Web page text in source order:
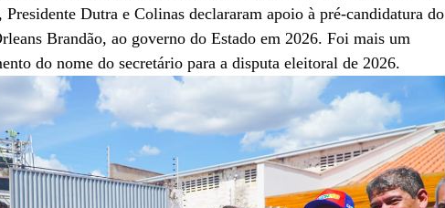
Dutra e Colinas declararam apoio à pré-candidatura do
Brandão, ao governo do Estado em 2026. Foi mais um
do nome do secretário para a disputa eleitoral de 2026.